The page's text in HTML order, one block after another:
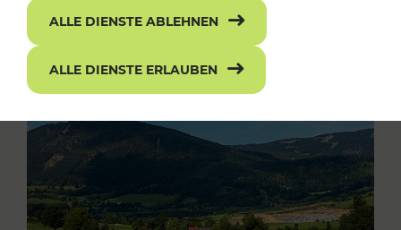
ALLE DIENSTE ABLEHNEN
ALLE DIENSTE ERLAUBEN